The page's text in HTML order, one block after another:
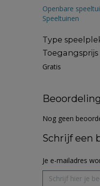
Openbare
Speeltuinen
Type
Toegangsprijs
Gratis
Nog geen
Schrijf een
Je e-mailadres